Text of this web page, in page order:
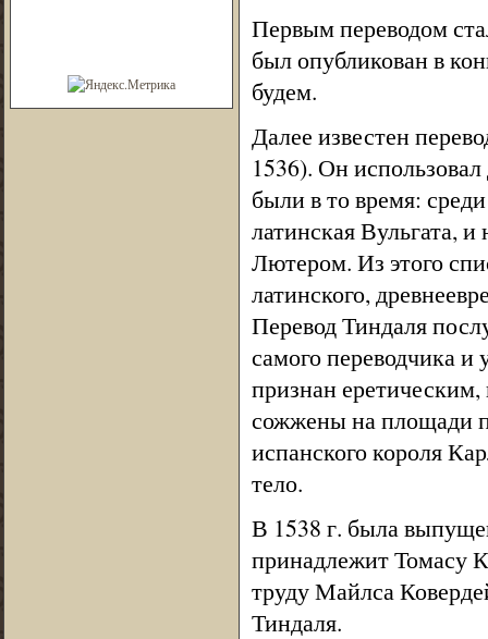
Первым переводом
был опубликован в
будем.
Далее известен
1536). Он
были в то время:
латинская Вульгата,
Лютером. Из этого
латинского,
Перевод Тиндаля
самого переводчика и
признан
сожжены на площади
испанского короля
тело.
В 1538 г. была
принадлежит Томасу
труду Майлса
Тиндаля.